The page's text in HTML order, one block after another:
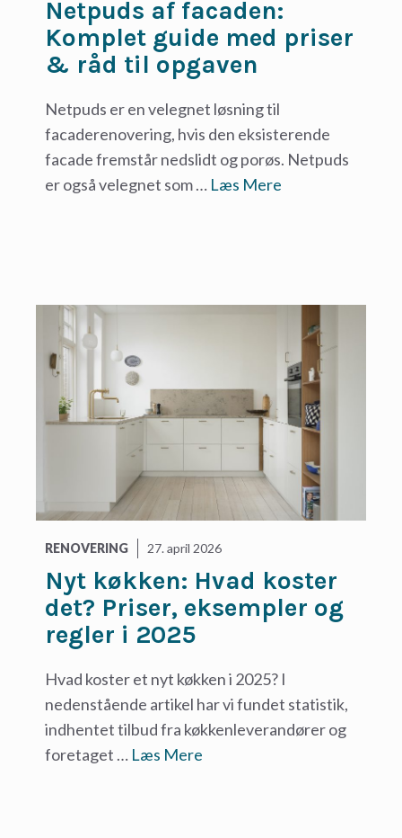
Netpuds af facaden:
Komplet guide med priser
& råd til opgaven
Netpuds er en velegnet løsning til
facaderenovering, hvis den eksisterende
facade fremstår nedslidt og porøs. Netpuds
er også velegnet som … Læs Mere
RENOVERING 27. april 2026
Nyt køkken: Hvad koster
det? Priser, eksempler og
regler i 2025
Hvad koster et nyt køkken i 2025? I
nedenstående artikel har vi fundet statistik,
indhentet tilbud fra køkkenleverandører og
foretaget … Læs Mere